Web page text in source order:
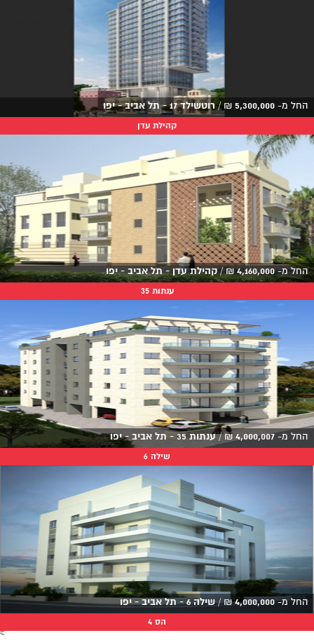
החל מ- 5,300,000
₪
/רוטשילד 17 - תל אביב - יפו
קהילת עדן
החל מ- 4,160,000
₪
/ קהילת עדן - תל אביב - יפו
ענתות 35
החל מ- 4,000,007
₪
/ ענתות 35 - תל אביב - יפו
שילה 6
החל מ-4,000,000
₪
/שילה 6 - תל אביב - יפו
הס 4